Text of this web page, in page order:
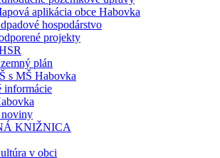
aplikácia obce Habovka
hospodárstvo
projekty
plán
s MŠ Habovka
informácie
noviny
KNIŽNICA
v obci